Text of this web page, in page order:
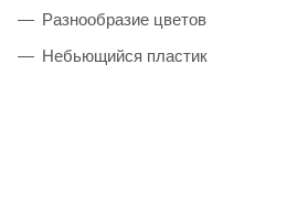
Разнообразие цветов
Небьющийся пластик